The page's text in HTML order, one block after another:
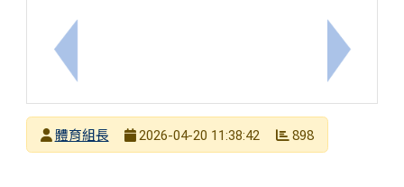
上一筆：高雄市稅捐稽徵處舉辦稅務相關活動下一筆：
發布者
體育組長
2026-04-20 11:38:42 898